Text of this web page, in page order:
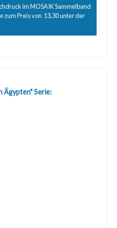
im MOSAIK Sammelband
Preis von  13,30 unter der
Ägypten" Serie: